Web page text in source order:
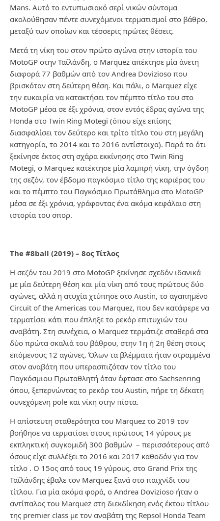
Mans. Αυτό το εντυπωσιακό σερί νικών σύντομα
ακολούθησαν πέντε συνεχόμενοι τερματισμοί στο βάθρο,
μεταξύ των οποίων και τέσσερις πρώτες θέσεις.
Μετά τη νίκη του στον πρώτο αγώνα στην ιστορία του
MotoGP στην Ταϊλάνδη, ο Marquez απέκτησε μία άνετη
διαφορά 77 βαθμών από τον Andrea Dovizioso που
βρισκόταν στη δεύτερη θέση. Και πάλι, ο Marquez είχε
την ευκαιρία να κατακτήσει τον πέμπτο τίτλο του στο
MotoGP μέσα σε έξι χρόνια, στον εντός έδρας αγώνα της
Honda στο Twin Ring Motegi (όπου είχε επίσης
διασφαλίσει τον δεύτερο και τρίτο τίτλο του στη μεγάλη
κατηγορία, το 2014 και το 2016 αντίστοιχα). Παρά το ότι
ξεκίνησε έκτος στη σχάρα εκκίνησης στο Twin Ring
Motegi, ο Marquez κατέκτησε μία λαμπρή νίκη, την όγδοη
της σεζόν, τον έβδομο παγκόσμιο τίτλο της καριέρας του
και το πέμπτο του Παγκόσμιο Πρωτάθλημα στο MotoGP
μέσα σε έξι χρόνια, γράφοντας ένα ακόμα κεφάλαιο στη
ιστορία του σπορ.
The #8ball (2019) – 8οςΤίτλος
Η σεζόν του 2019 στο MotoGP ξεκίνησε σχεδόν ιδανικά
με μία δεύτερη θέση και μία νίκη από τους πρώτους δύο
αγώνες, αλλά η ατυχία χτύπησε στο Austin, το αγαπημένο
Circuit of the Americas του Marquez, που δεν κατάφερε να
τερματίσει κάτι που έπληξε το ρεκόρ επιτυχιών του
αναβάτη. Στη συνέχεια, ο Marquez τερμάτιζε σταθερά στα
δύο πρώτα σκαλιά του βάθρου, στην 1η ή 2η θέση στους
επόμενους 12 αγώνες. Όλων τα βλέμματα ήταν στραμμένα
στον αναβάτη που υπερασπιζόταν τον τίτλο του
Παγκόσμιου Πρωταθλητή όταν έφτασε στο Sachsenring
όπου, ξεπερνώντας το ρεκόρ του Austin, πήρε τη δέκατη
συνεχόμενη pole και νίκη στην πίστα.
Η απίστευτη σταθερότητα του Marquez το 2019 τον
βοήθησε να τερματίσει στους πρώτους 14 γύρους με
εκπληκτική συγκομιδή 300 βαθμών – περισσότερους από
όσους είχε συλλέξει το 2016 και 2017 καθοδόν για τον
τίτλο . Ο 15ος από τους 19 γύρους, στο Grand Prix της
Ταϊλάνδης έβαλε τον Marquez ξανά στο παιχνίδι του
τίτλου. Για μία ακόμα φορά, ο Andrea Dovizioso ήταν ο
αντίπαλος του Marquez στη διεκδίκηση ενός έκτου τίτλου
της premier class με τον αναβάτη της Repsol Honda Team